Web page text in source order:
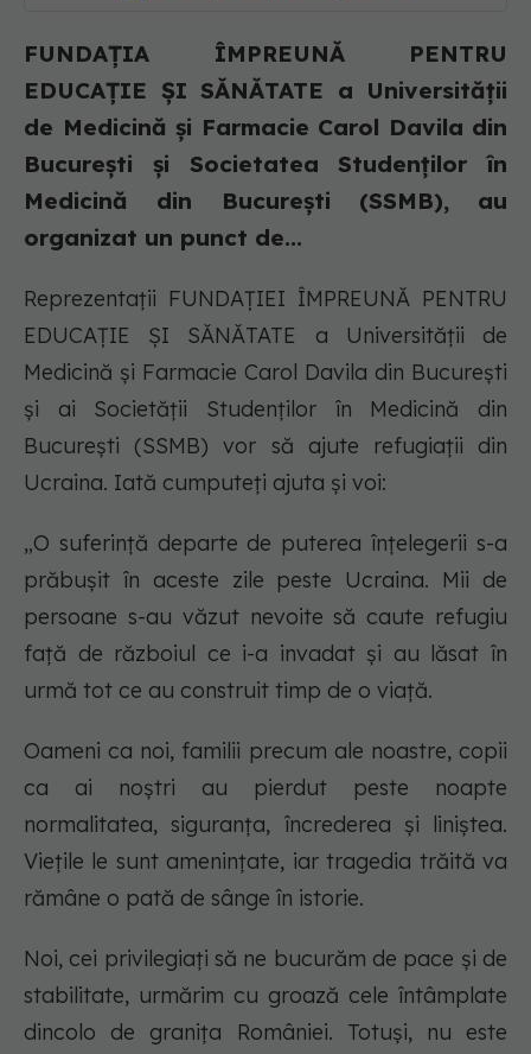
FUNDAȚIA ÎMPREUNĂ PENTRU
EDUCAȚIE ȘI SĂNĂTATE a Universității
de Medicină și Farmacie Carol Davila din
București și Societatea Studenților în
Medicină din București (SSMB), au
organizat un punct de...
Reprezentații FUNDAȚIEI ÎMPREUNĂ PENTRU
EDUCAȚIE ȘI SĂNĂTATE a Universității de
Medicină și Farmacie Carol Davila din București
și ai Societății Studenților în Medicină din
București (SSMB) vor să ajute refugiații din
Ucraina. Iată cumputeți ajuta și voi:
„O suferință departe de puterea înțelegerii s-a
prăbușit în aceste zile peste Ucraina. Mii de
persoane s-au văzut nevoite să caute refugiu
față de războiul ce i-a invadat și au lăsat în
urmă tot ce au construit timp de o viață.
Oameni ca noi, familii precum ale noastre, copii
ca ai noștri au pierdut peste noapte
normalitatea, siguranța, încrederea și liniștea.
Viețile le sunt amenințate, iar tragedia trăită va
rămâne o pată de sânge în istorie.
Noi, cei privilegiați să ne bucurăm de pace și de
stabilitate, urmărim cu groază cele întâmplate
dincolo de granița României. Totuși, nu este